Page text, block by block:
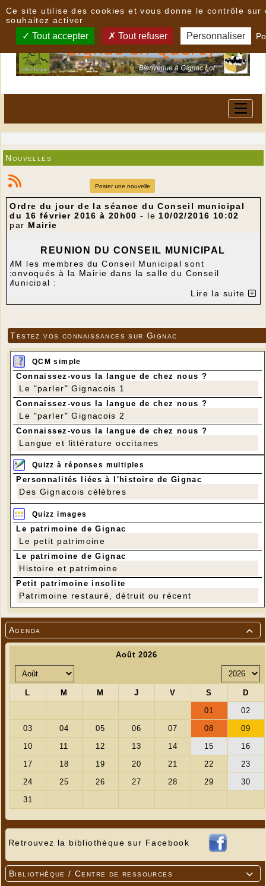

Agenda
Retrouvez la bibliothèque sur Facebook

Bibliothèque / Centre de ressources
Nouvelles
Poster une nouvelle
Ordre du jour de la séance du Conseil municipal
du 16 février 2016 à 20h00 - le10/02/2016 10:02
par Mairie
REUNION DU CONSEIL MUNICIPAL
MM les membres du Conseil Municipal sont
convoqués à la Mairie dans la salle du Conseil
Municipal :
le mardi 16 février 2016 à 20h00
Le Maire
ORDRE DU JOUR:
1- Subvention à l'association CAMR concernant la
prise en charge de la location du piano pour
l'organisation d'un concert classique.
2- Contrat Enfance Jeunesse: Reversement à
l'association du Rionet de la subvention CAF perçue
par le commune.
3- Avis relatif à une demande d'affiliation volontaire
au Centre de Gestion de la Fonction Publique
Territoriale du Lot de la part duPôle d'Equilibre
Territorial et Rural Grand Quercy.
4-Tranfert du prêt relatif à l'achat du terrain du
budget assainissement au budget de la commune.
5-Divers
Lire la suite
Testez vos connaissances sur Gignac
QCM simple
Connaissez-vous la langue de chez nous ?
Le "parler" Gignacois 1
Connaissez-vous la langue de chez nous ?
Le "parler" Gignacois 2
Connaissez-vous la langue de chez nous ?
Langue et littérature occitanes
Quizz à réponses multiples
Personnalités liées à l'histoire de Gignac
Des Gignacois célèbres
Quizz images
Le patrimoine de Gignac
Le petit patrimoine
Le patrimoine de Gignac
Histoire et patrimoine
Petit patrimoine insolite
Patrimoine restauré, détruit ou récent
Ce site utilise des cookies et vous donne le contrôle sur
souhaitez activer
Tout accepter Tout refuser Personnaliser